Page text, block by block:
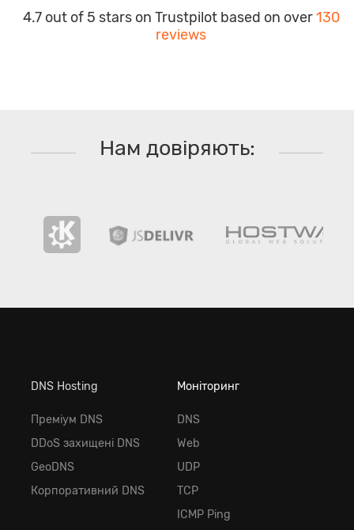
4.7 out of 5 stars on Trustpilot based on over130
reviews
Нам довіряють:
DNS Hosting
Преміум DNS
DDoS захищені DNS
GeoDNS
Корпоративний DNS
Моніторинг
DNS
Web
UDP
TCP
ICMP Ping